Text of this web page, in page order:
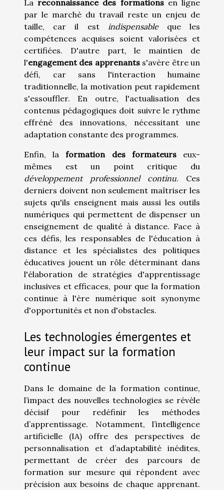
La reconnaissance des formationsen ligne
par le marché du travail reste un enjeu de
taille, car il est indispensableque les
compétences acquises soient valorisées et
certifiées. D'autre part, le maintien de
l'engagement des apprenantss'avère être un
défi, car sans l'interaction humaine
traditionnelle, la motivation peut rapidement
s'essouffler. En outre, l'actualisation des
contenus pédagogiques doit suivre le rythme
effréné des innovations, nécessitant une
adaptation constante des programmes.
Enfin, laformation des formateurseux-
mêmes est un point critique du
développement professionnel continu. Ces
derniers doivent non seulement maîtriser les
sujets qu'ils enseignent mais aussi les outils
numériques qui permettent de dispenser un
enseignement de qualité à distance. Face à
ces défis, les responsables de l'éducation à
distance et les spécialistes des politiques
éducatives jouent un rôle déterminant dans
l'élaboration de stratégies d'apprentissage
inclusives et efficaces, pour que la formation
continue à l'ère numérique soit synonyme
d'opportunités et non d'obstacles.
Les technologies émergentes et
leur impact sur la formation
continue
Dans le domaine de la formation continue,
l’impact des nouvelles technologies se révèle
décisif pour redéfinir les méthodes
d’apprentissage. Notamment, l’intelligence
artificielle (IA) offre des perspectives de
personnalisation et d’adaptabilité inédites,
permettant de créer des parcours de
formation sur mesure qui répondent avec
précision aux besoins de chaque apprenant.